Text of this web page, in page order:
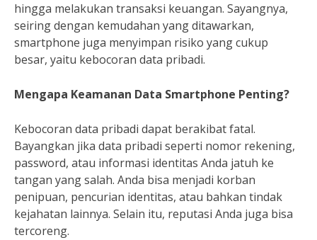
hingga melakukan transaksi keuangan. Sayangnya,
seiring dengan kemudahan yang ditawarkan,
smartphone juga menyimpan risiko yang cukup
besar, yaitu kebocoran data pribadi.
Mengapa Keamanan Data Smartphone Penting?
Kebocoran data pribadi dapat berakibat fatal.
Bayangkan jika data pribadi seperti nomor rekening,
password, atau informasi identitas Anda jatuh ke
tangan yang salah. Anda bisa menjadi korban
penipuan, pencurian identitas, atau bahkan tindak
kejahatan lainnya. Selain itu, reputasi Anda juga bisa
tercoreng.